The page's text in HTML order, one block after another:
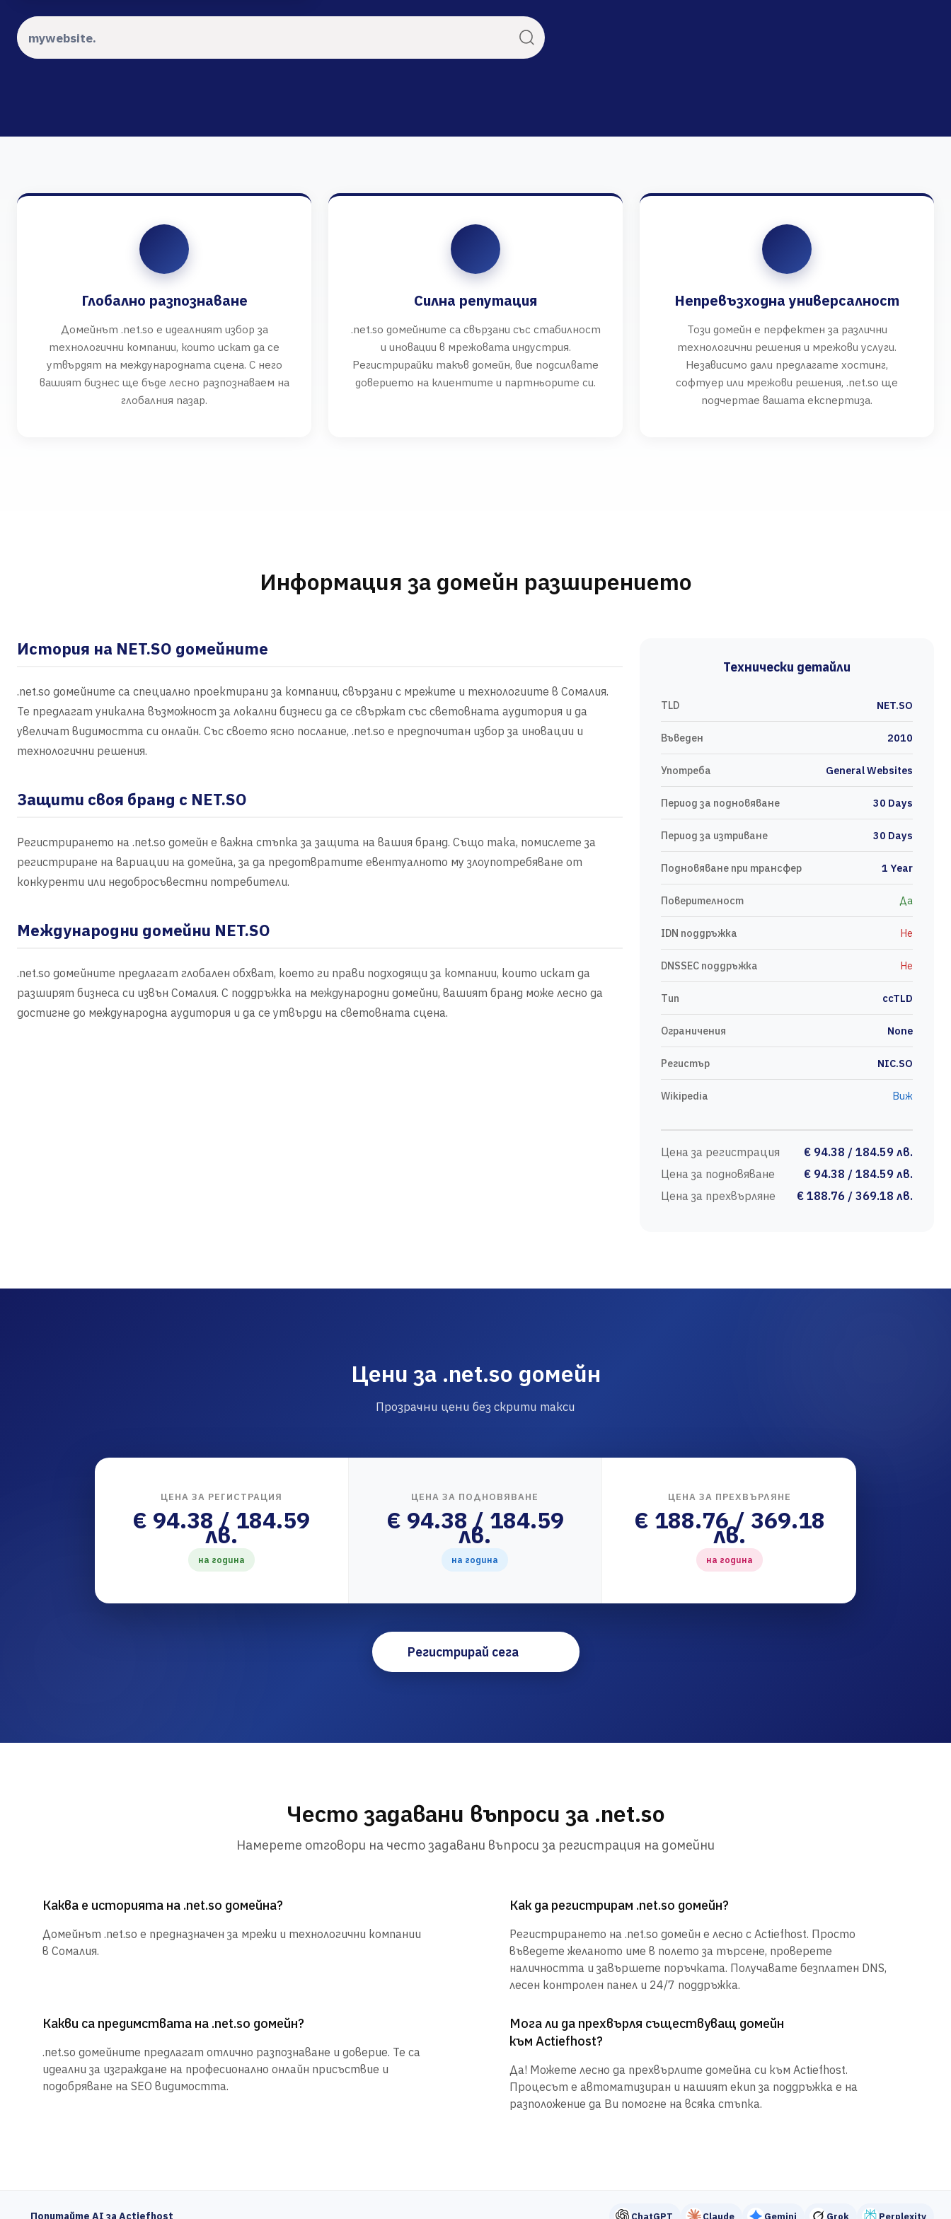
Глобално разпознаване
Домейнът .net.so е идеалният избор за
технологични компании, които искат да се
утвърдят на международната сцена. С него
вашият бизнес ще бъде лесно разпознаваем на
глобалния пазар.
Силна репутация
.net.so домейните са свързани със стабилност
и иновации в мрежовата индустрия.
Регистрирайки такъв домейн, вие подсилвате
доверието на клиентите и партньорите си.
Непревъзходна универсалност
Този домейн е перфектен за различни
технологични решения и мрежови услуги.
Независимо дали предлагате хостинг,
софтуер или мрежови решения, .net.so ще
подчертае вашата експертиза.
Информация за домейн разширението
История на NET.SO домейните
.net.so домейните са специално проектирани за компании, свързани с мрежите и технологиите в Сомалия.
Те предлагат уникална възможност за локални бизнеси да се свържат със световната аудитория и да
увеличат видимостта си онлайн. Със своето ясно послание, .net.so е предпочитан избор за иновации и
технологични решения.
Защити своя бранд с NET.SO
Регистрирането на .net.so домейн е важна стъпка за защита на вашия бранд. Също така, помислете за
регистриране на вариации на домейна, за да предотвратите евентуалното му злоупотребяване от
конкуренти или недобросъвестни потребители.
Международни домейни NET.SO
.net.so домейните предлагат глобален обхват, което ги прави подходящи за компании, които искат да
разширят бизнеса си извън Сомалия. С поддръжка на международни домейни, вашият бранд може лесно да
достигне до международна аудитория и да се утвърди на световната сцена.
Технически детайли
TLD NET.SO
Въведен 2010
Употреба General Websites
Период за подновяване 30 Days
Период за изтриване 30 Days
Подновяване при трансфер 1 Year
Поверителност Да
IDN поддръжка Не
DNSSEC поддръжка Не
Тип ccTLD
Ограничения None
Регистър NIC.SO
Wikipedia Виж
Цена за регистрация
€ 94.38 / 184.59 лв.
Цена за подновяване
€ 94.38 / 184.59 лв.
Цена за прехвърляне
€ 188.76 / 369.18 лв.
Цени за .net.so домейн
Прозрачни цени без скрити такси
ЦЕНА ЗА РЕГИСТРАЦИЯ
€ 94.38 / 184.59
лв.
на година
ЦЕНА ЗА ПОДНОВЯВАНЕ
€ 94.38 / 184.59
лв.
на година
ЦЕНА ЗА ПРЕХВЪРЛЯНЕ
€ 188.76 / 369.18
лв.
на година
Регистрирай сега
Често задавани въпроси за .net.so
Намерете отговори на често задавани въпроси за регистрация на домейни
Каква е историята на .net.so домейна?
Домейнът .net.so е предназначен за мрежи и технологични компании
в Сомалия.
Как да регистрирам .net.so домейн?
Регистрирането на .net.so домейн е лесно с Actiefhost. Просто
въведете желаното име в полето за търсене, проверете
наличността и завършете поръчката. Получавате безплатен DNS,
лесен контролен панел и 24/7 поддръжка.
Какви са предимствата на .net.so домейн?
.net.so домейните предлагат отлично разпознаване и доверие. Те са
идеални за изграждане на професионално онлайн присъствие и
подобряване на SEO видимостта.
Мога ли да прехвърля съществуващ домейн
към Actiefhost?
Да! Можете лесно да прехвърлите домейна си към Actiefhost.
Процесът е автоматизиран и нашият екип за поддръжка е на
разположение да Ви помогне на всяка стъпка.
Попитайте AI за Actiefhost ChatGPT Claude Gemini Grok Perplexity